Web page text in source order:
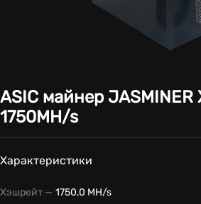
ASIC майнер JASMINER
1750MH/s
Характеристики
Хэшрейт — 1750,0 MH/s